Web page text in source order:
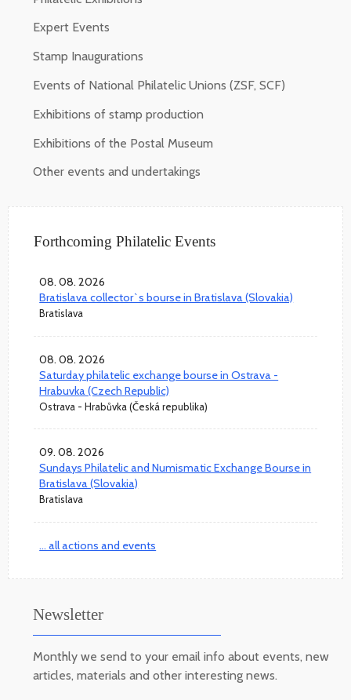
Expert Events
Stamp Inaugurations
Events of National Philatelic Unions (ZSF, SCF)
Exhibitions of stamp production
Exhibitions of the Postal Museum
Other events and undertakings
Forthcoming Philatelic Events
08. 08. 2026
Bratislava collector`s bourse in Bratislava (Slovakia)
Bratislava
08. 08. 2026
Saturday philatelic exchange bourse in Ostrava -
Hrabuvka (Czech Republic)
Ostrava - Hrabůvka (Česká republika)
09. 08. 2026
Sundays Philatelic and Numismatic Exchange Bourse in
Bratislava (Slovakia)
Bratislava
... all actions and events
Newsletter
Monthly we send to your email info about events, new
articles, materials and other interesting news.